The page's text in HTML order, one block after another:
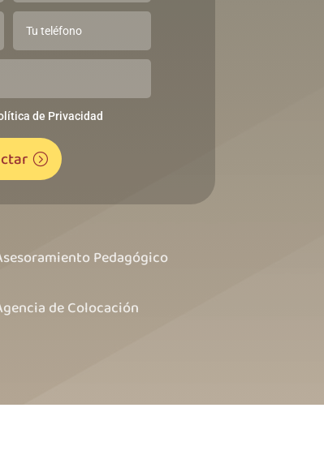
de Privacidad
Pedagógico
de Colocación